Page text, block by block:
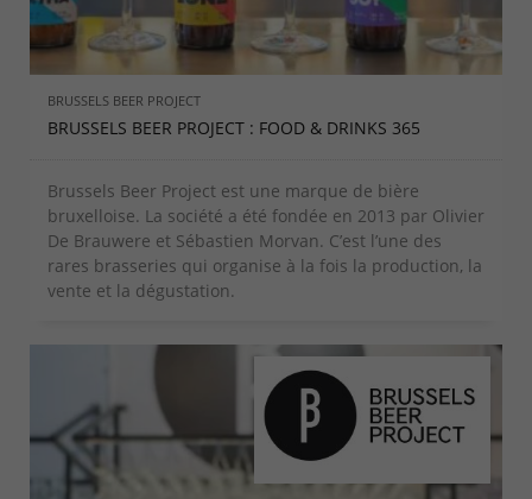
BRUSSELS BEER PROJECT
BRUSSELS BEER PROJECT : FOOD & DRINKS 365
Brussels Beer Project est une marque de bière
bruxelloise. La société a été fondée en 2013 par Olivier
De Brauwere et Sébastien Morvan. C’est l’une des
rares brasseries qui organise à la fois la production, la
vente et la dégustation.